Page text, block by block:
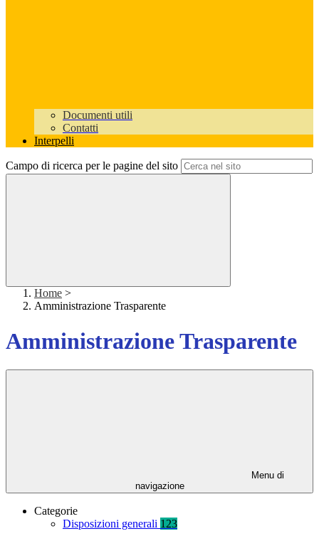
Documenti utili
Contatti
Interpelli
Campo di ricerca per le pagine del sito
Home >
Amministrazione Trasparente
Amministrazione Trasparente
Menu di
navigazione
Categorie
Disposizioni generali 123